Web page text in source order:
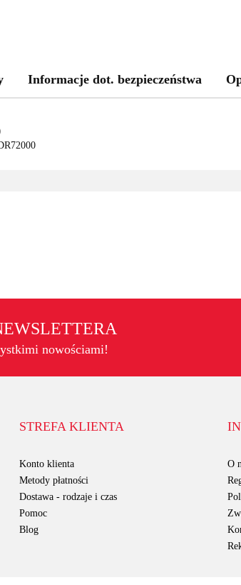
Informacje dot. bezpieczeństwa
nowościami!
STREFA KLIENTA
Konto klienta
Metody płatności
Dostawa - rodzaje i czas
Pomoc
Blog
O